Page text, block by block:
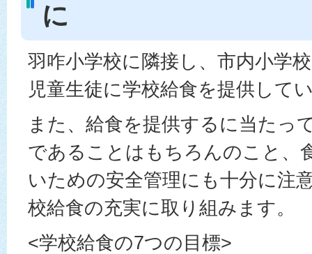
に
羽咋小学校に隣接し、市内小学
児童生徒に学校給食を提供して
また、給食を提供するに当たっ
であることはもちろんのこと、
いための安全管理にも十分に注
校給食の充実に取り組みます。
<学校給食の7つの目標>